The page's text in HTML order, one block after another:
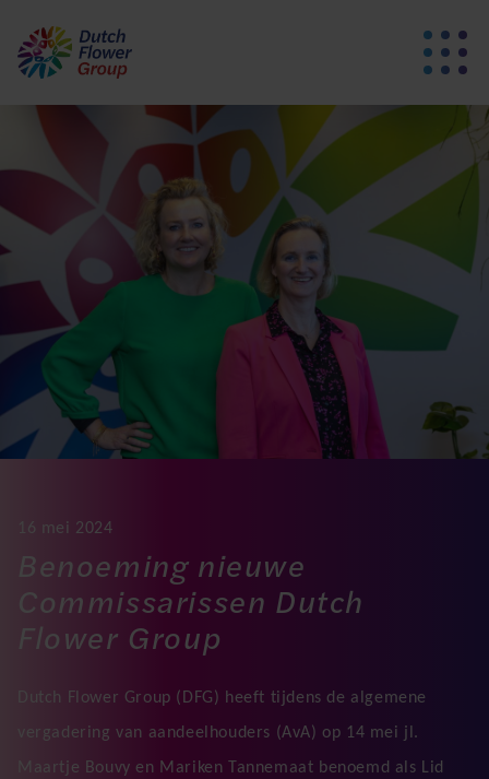
16 mei 2024
Benoeming nieuwe
Commissarissen Dutch
Flower Group
Dutch Flower Group (DFG) heeft tijdens de algemene
vergadering van aandeelhouders (AvA) op 14 mei jl.
Maartje Bouvy en Mariken Tannemaat benoemd als Lid